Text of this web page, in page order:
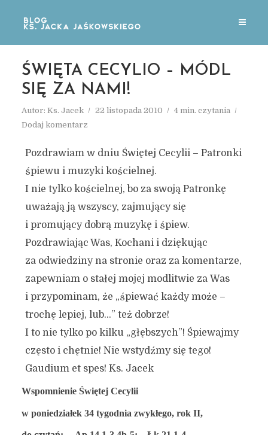
ŚWIĘTA CECYLIO – MÓDL
SIĘ ZA NAMI!
Autor: Ks. Jacek 22 listopada 2010
4 min. czytania
Dodaj komentarz
Pozdrawiam w dniu Świętej Cecylii – Patronki
śpiewu i muzyki kościelnej.
I nie tylko kościelnej, bo za swoją Patronkę
uważają ją wszyscy, zajmujący się
i promujący dobrą muzykę i śpiew.
Pozdrawiając Was, Kochani i dziękując
za odwiedziny na stronie oraz za komentarze,
zapewniam o stałej mojej modlitwie za Was
i przypominam, że „śpiewać każdy może –
trochę lepiej, lub…” też dobrze!
I to nie tylko po kilku „głębszych”! Śpiewajmy
często i chętnie! Nie wstydźmy się tego!
Gaudium et spes! Ks. Jacek
Wspomnienie Świętej Cecylii
w poniedziałek 34 tygodnia zwykłego, rok II,